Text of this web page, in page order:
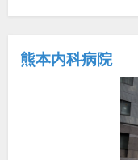
熊本内科病院